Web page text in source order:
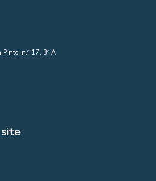
n.º 17, 3º A
site